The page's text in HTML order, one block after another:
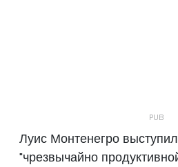
Луис Монтенегро
"чрезвычайно